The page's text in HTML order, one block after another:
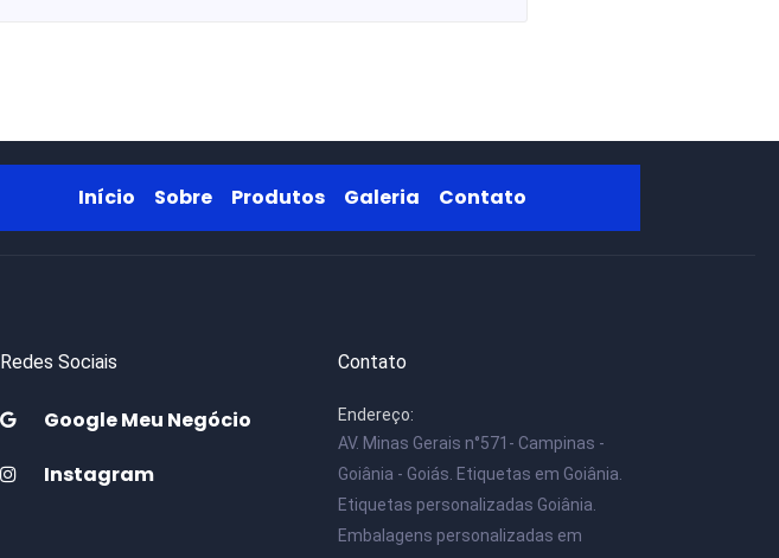
InícioInício
SobreSobre
ProdutosProdutos
GaleriaGaleria
ContatoContato
Redes Sociais
Google Meu Negócio
Instagram
Contato
Endereço:
AV. Minas Gerais n°571- Campinas -
Goiânia - Goiás. Etiquetas em Goiânia.
Etiquetas personalizadas Goiânia.
Embalagens personalizadas em